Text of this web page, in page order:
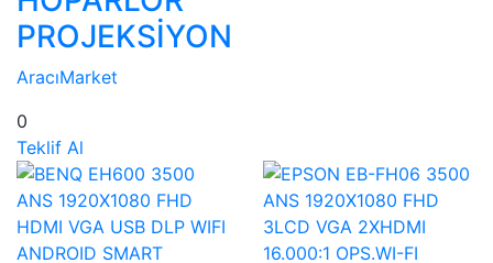
PROJEKSİYON
AracıMarket
0
Teklif Al